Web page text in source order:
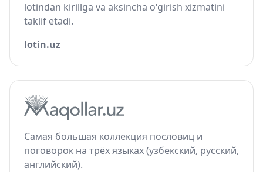
lotindan kirillga va aksincha o‘girish xizmatini
taklif etadi.
lotin.uz
Самая большая коллекция пословиц и
поговорок на трёх языках (узбекский, русский,
английский).